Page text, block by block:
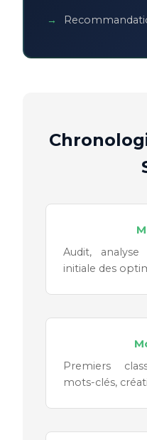
Audit,
initiale des
Premiers
mots-clés,